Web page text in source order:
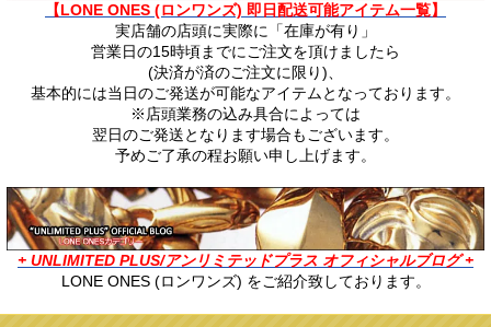
【LONE ONES (ロンワンズ) 即日配送可能アイテム一覧】
実店舗の店頭に実際に「在庫が有り」
営業日の15時頃までにご注文を頂けましたら
(決済が済のご注文に限り)、
基本的には当日のご発送が可能なアイテムとなっております。
※店頭業務の込み具合によっては
翌日のご発送となります場合もございます。
予めご了承の程お願い申し上げます。
+ UNLIMITED PLUS/アンリミテッドプラス オフィシャルブログ +
LONE ONES (ロンワンズ) をご紹介致しております。